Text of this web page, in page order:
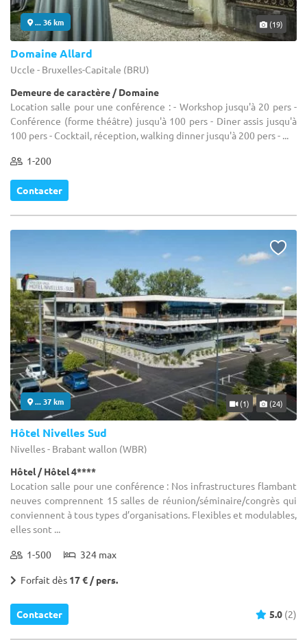
... 36 km (19)
Domaine Allard
Uccle - Bruxelles-Capitale (BRU)
Demeure de caractère / Domaine
Location salle pour une conférence : - Workshop jusqu'à 20 pers -
Conférence (forme théâtre) jusqu'à 100 pers - Diner assis jusqu'à
100 pers - Cocktail, réception, walking dinner jusqu'à 200 pers - ...
1-200
Contacter
... 37 km (1) (24)
Hôtel Nivelles Sud
Nivelles - Brabant wallon (WBR)
Hôtel / Hôtel 4****
Location salle pour une conférence : Nos infrastructures flambant
neuves comprennent 15 salles de réunion/séminaire/congrès qui
conviennent à tous types d’organisations. Flexibles et modulables,
elles sont ...
1-500 324 max
Forfait dès 17 € / pers.
Contacter 5.0 (2)